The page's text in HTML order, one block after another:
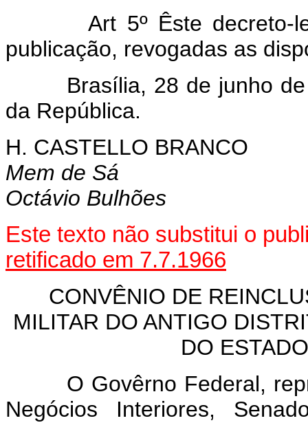
Art 5º Êste decreto-lei
publicação, revogadas as
Brasília, 28 de junho de
da República.
H. CASTELLO BRANCO
Mem de Sá
Octávio Bulhões
Este texto não substitui o
retificado em 7.7.1966
CONVÊNIO DE
MILITAR DO ANTIGO
DO
O Govêrno Federal,
Negócios Interiores,